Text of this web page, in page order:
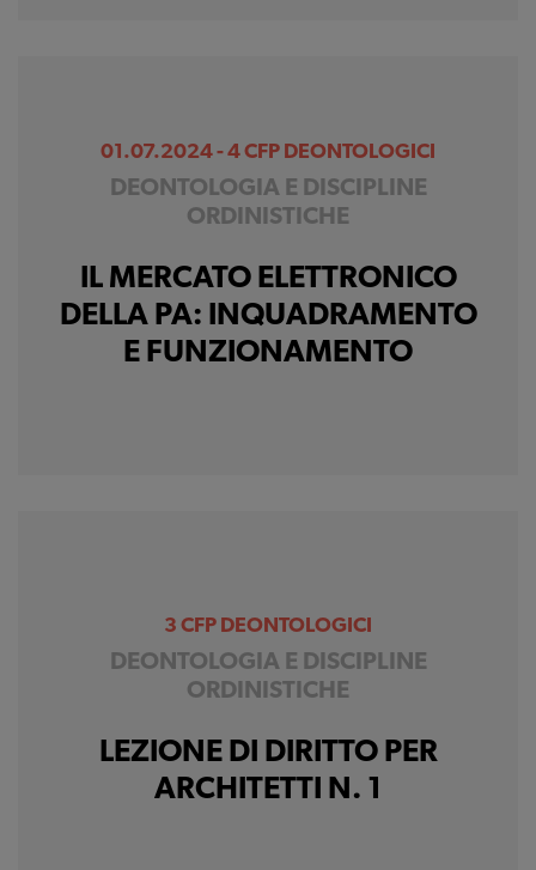
01.07.2024 - 4 CFP DEONTOLOGICI
DEONTOLOGIA E DISCIPLINE
ORDINISTICHE
IL MERCATO ELETTRONICO
DELLA PA: INQUADRAMENTO
E FUNZIONAMENTO
3 CFP DEONTOLOGICI
DEONTOLOGIA E DISCIPLINE
ORDINISTICHE
LEZIONE DI DIRITTO PER
ARCHITETTI N. 1